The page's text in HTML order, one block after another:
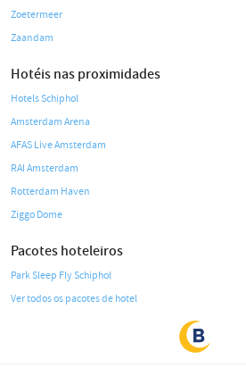
Zoetermeer
Zaandam
Hotéis nas proximidades
Hotels Schiphol
Amsterdam Arena
AFAS Live Amsterdam
RAI Amsterdam
Rotterdam Haven
Ziggo Dome
Pacotes hoteleiros
Park Sleep Fly Schiphol
Ver todos os pacotes de hotel